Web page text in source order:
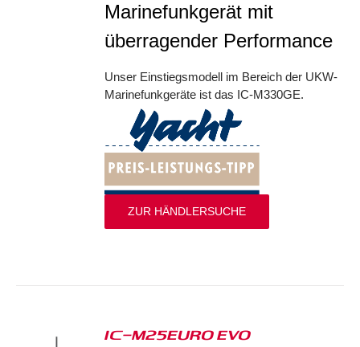
Marinefunkgerät mit
überragender Performance
Unser Einstiegsmodell im Bereich der UKW-
Marinefunkgeräte ist das IC-M330GE.
ZUR HÄNDLERSUCHE
IC-M25EURO EVO